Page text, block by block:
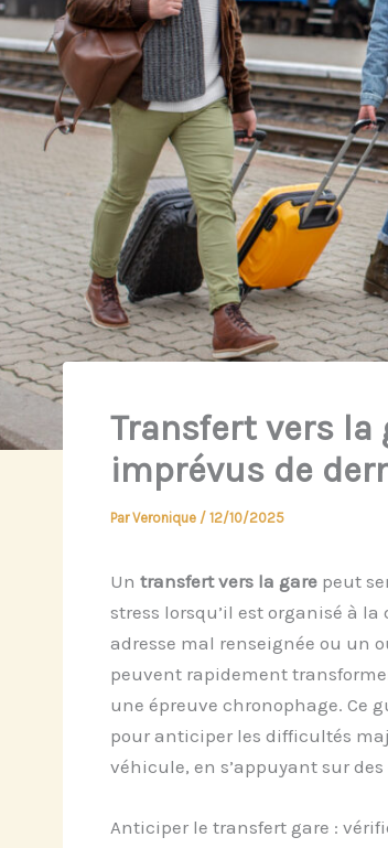
Transfert vers
imprévus de
ParVeronique / 12/10/2025
Un transfert vers la garepeut
stress lorsqu’il est organisé à
adresse mal renseignée ou un
peuvent rapidement
une épreuve chronophage. Ce
pour anticiper les difficultés
véhicule, en s’appuyant sur
Anticiper le transfert gare :